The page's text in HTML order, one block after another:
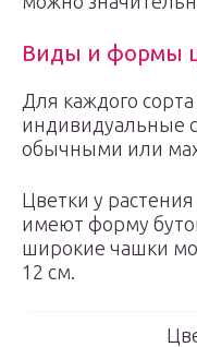
Виды и формы
Для каждого
индивидуальные
обычными или
Цветки у
имеют форму
широкие чашки
12 см.